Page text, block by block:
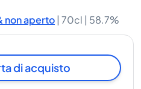
non aperto | 70cl | 58.7%
di acquisto